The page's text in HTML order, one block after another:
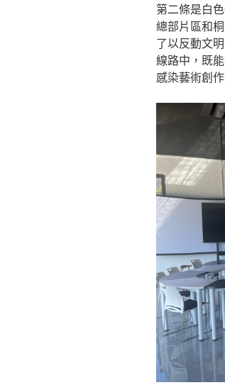
第二條是白
總部片區和
了以反動文
線路中，既
感染藝術創